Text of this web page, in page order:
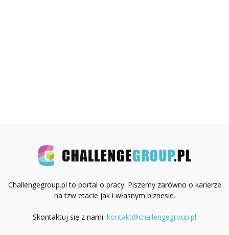
Challengegroup.pl to portal o pracy. Piszemy zarówno o karierze
na tzw etacie jak i własnym biznesie.
Skontaktuj się z nami: kontakt@challengegroup.pl